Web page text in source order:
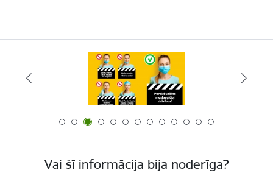
Vai šī informācija bija noderīga?